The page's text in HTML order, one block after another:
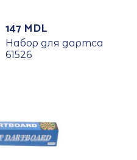
147 MDL
Набор для дартса
61526